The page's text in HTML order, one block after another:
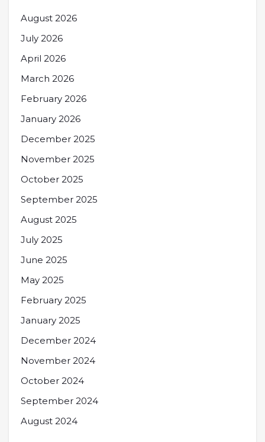
August 2026
July 2026
April 2026
March 2026
February 2026
January 2026
December 2025
November 2025
October 2025
September 2025
August 2025
July 2025
June 2025
May 2025
February 2025
January 2025
December 2024
November 2024
October 2024
September 2024
August 2024